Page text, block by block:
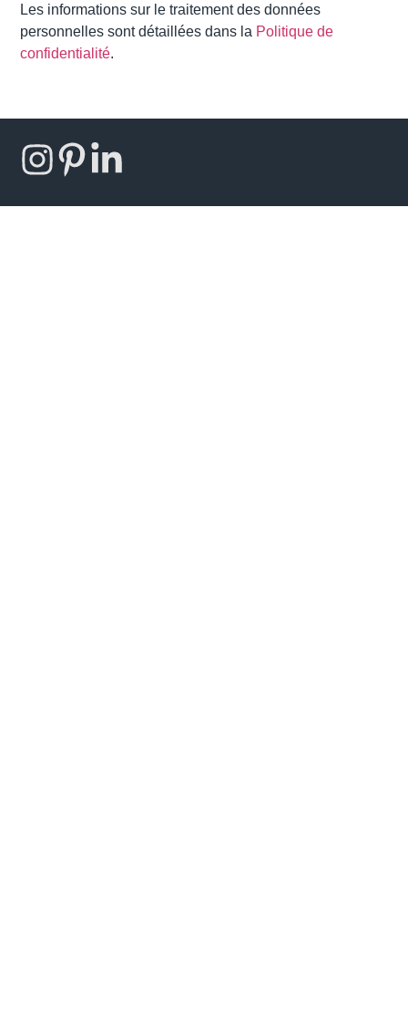
Les informations sur le traitement des données
personnelles sont détaillées dans la Politique de
confidentialité.